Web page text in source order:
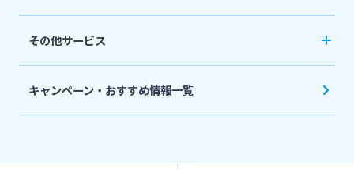
みやぎんPay
その他サービス
ペイジー口座振替受付サービス
キャンペーン・おすすめ情報一覧